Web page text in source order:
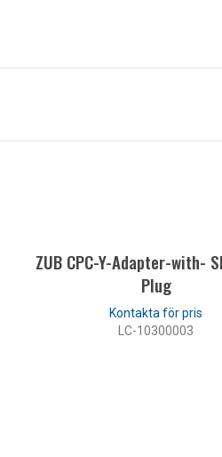
ZUB CPC-Y-Adapter-with-
Plug
LC-10300003